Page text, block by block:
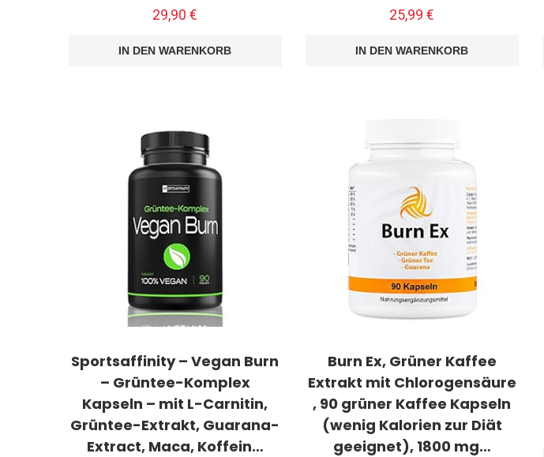
29,90€
IN DEN WARENKORB
25,99€
IN DEN WARENKORB
Sportsaffinity – Vegan Burn
– Grüntee-Komplex
Kapseln – mit L-Carnitin,
Grüntee-Extrakt, Guarana-
Extract, Maca, Koffein…
Burn Ex, Grüner Kaffee
Extrakt mit Chlorogensäure
, 90 grüner Kaffee Kapseln
(wenig Kalorien zur Diät
geeignet), 1800 mg…